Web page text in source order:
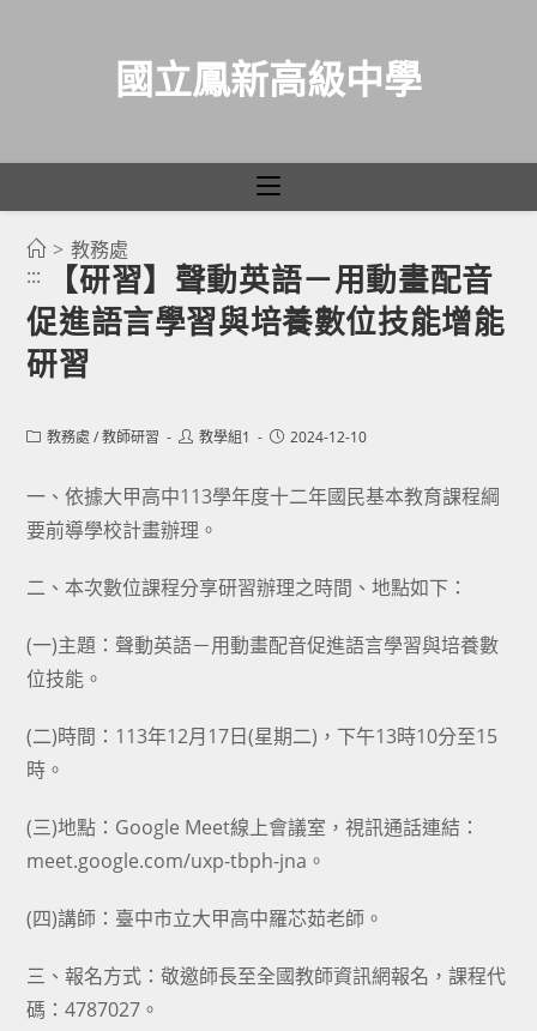
國立鳳新高級中學
> 教務處
:::
【研習】聲動英語－用動畫配音
促進語言學習與培養數位技能增能
研習
Post教務處 / 教師研習
Post教學組1
Post2024-12-10
一、依據大甲高中113學年度十二年國民基本教育課程綱
要前導學校計畫辦理。
二、本次數位課程分享研習辦理之時間、地點如下：
(一)主題：聲動英語－用動畫配音促進語言學習與培養數
位技能。
(二)時間：113年12月17日(星期二)，下午13時10分至15
時。
(三)地點：Google Meet線上會議室，視訊通話連結：
meet.google.com/uxp-tbph-jna。
(四)講師：臺中市立大甲高中羅芯茹老師。
三、報名方式：敬邀師長至全國教師資訊網報名，課程代
碼：4787027。